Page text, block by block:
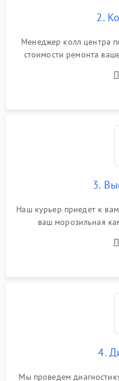
2.
Менеджер колл центра
стоимости ремонта
3.
Наш курьер приедет к
ваш морозильная
4.
Мы проведем